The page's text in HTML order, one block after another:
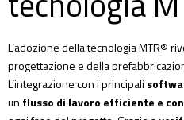
L’adozione della tecnologia MTR®
progettazione e della
L’integrazione con i principali
un flusso di lavoro efficiente e